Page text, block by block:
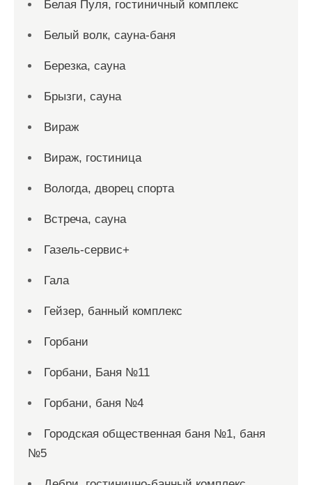
Белая Пуля, гостиничный комплекс
Белый волк, сауна-баня
Березка, сауна
Брызги, сауна
Вираж
Вираж, гостиница
Вологда, дворец спорта
Встреча, сауна
Газель-сервис+
Гала
Гейзер, банный комплекс
Горбани
Горбани, Баня №11
Горбани, баня №4
Городская общественная баня №1, баня
№5